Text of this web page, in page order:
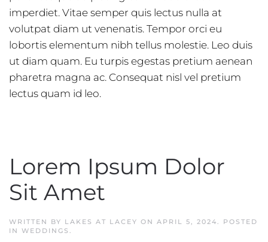
imperdiet. Vitae semper quis lectus nulla at
volutpat diam ut venenatis. Tempor orci eu
lobortis elementum nibh tellus molestie. Leo duis
ut diam quam. Eu turpis egestas pretium aenean
pharetra magna ac. Consequat nisl vel pretium
lectus quam id leo.
Lorem Ipsum Dolor
Sit Amet
WRITTEN BY LAKES AT LACEY ON APRIL 5, 2024
. POSTED
IN WEDDINGS